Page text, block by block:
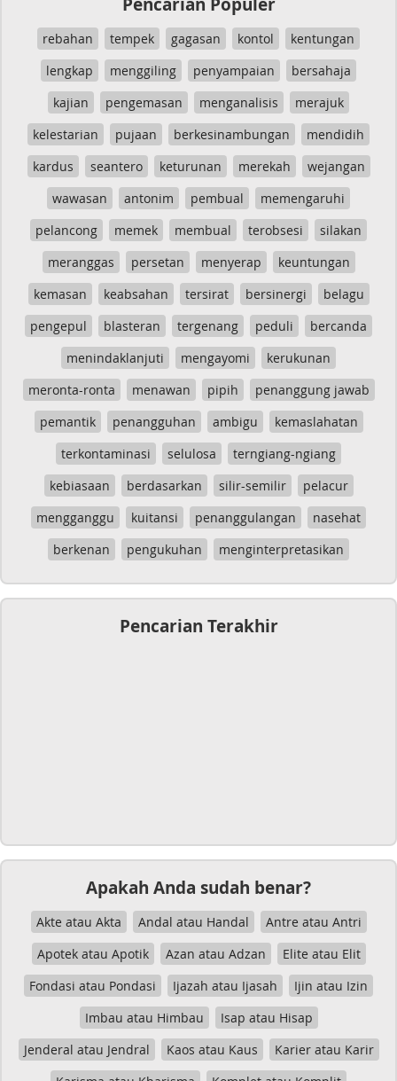
rebahan tempek gagasan kontol
kentungan
lengkap
menggiling penyampaian
bersahaja
kajian
pengemasan menganalisis
merajuk
kelestarian
pujaan berkesinambungan
mendidih
kardus
seantero keturunan merekah
wejangan
wawasan
antonim pembual
memengaruhi
pelancong
memek membual terobsesi
silakan
meranggas
persetan menyerap
keuntungan
kemasan
keabsahan tersirat bersinergi
belagu
pengepul
blasteran tergenang peduli
bercanda
menindaklanjuti
mengayomi
kerukunan
meronta-ronta
menawan pipih
penanggung jawab
pemantik
penangguhan ambigu
kemaslahatan
terkontaminasi
selulosa
terngiang-ngiang
kebiasaan
berdasarkan silir-semilir
pelacur
mengganggu
kuitansi penanggulangan
nasehat
berkenan
pengukuhan menginterpretasikan
Pencarian Terakhir
Apakah Anda sudah benar?
Akte atau Akta Andal atau Handal
Antre atau Antri
Apotek atau Apotik
Azan atau Adzan
Elite atau Elit
Fondasi atau Pondasi
Ijazah atau Ijasah
Ijin atau Izin
Imbau atau Himbau
Isap atau Hisap
Jenderal atau Jendral
Kaos atau Kaus
Karier atau Karir